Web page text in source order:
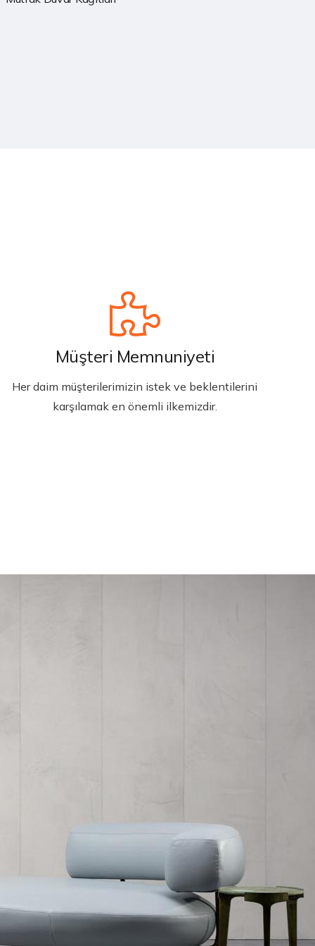
Müşteri Memnuniyeti
Her daim müşterilerimizin istek ve beklentilerini
karşılamak en önemli ilkemizdir.